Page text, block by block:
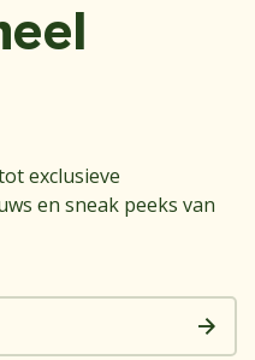
exclusieve
en sneak peeks van